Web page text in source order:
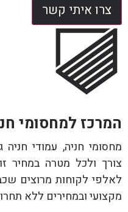
צרו איתי קשר
המרכז למחסומי
מחסומי חניה, עמודי
צורך ולכל מטרה במחיר
לאלפי לקוחות מרוצים
מקצועי ובמחירים ללא